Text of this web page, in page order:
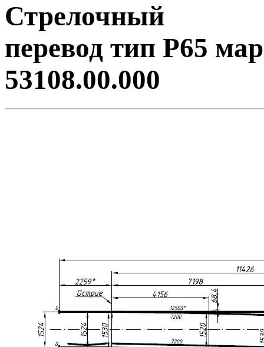
Стрелочный
перевод тип Р65
53108.00.000